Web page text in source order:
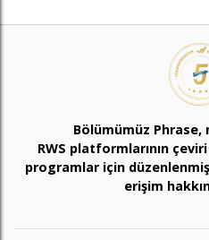
Bölümümüz Phrase,
RWS platformlarının
programlar için
erişim